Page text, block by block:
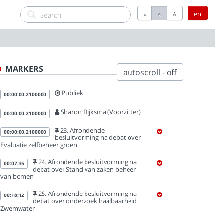
en
A A A
MARKERS autoscroll - off
00:00:00.2100000 Publiek
00:00:00.2100000 Sharon Dijksma (Voorzitter)
00:00:00.2100000
23. Afrondende
besluitvorming na debat over
Evaluatie zelfbeheer groen
00:07:35
24. Afrondende besluitvorming na
debat over Stand van zaken beheer
van bomen
00:18:12
25. Afrondende besluitvorming na
debat over onderzoek haalbaarheid
Zwemwater